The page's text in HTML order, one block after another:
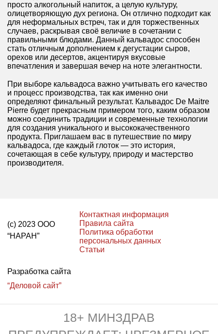
просто алкогольный напиток, а целую культуру,
олицетворяющую дух региона. Он отлично подходит как
для неформальных встреч, так и для торжественных
случаев, раскрывая своё величие в сочетании с
правильными блюдами. Данный кальвадос способен
стать отличным дополнением к дегустации сыров,
орехов или десертов, акцентируя вкусовые
впечатления и завершая вечер на ноте элегантности.
При выборе кальвадоса важно учитывать его качество
и процесс производства, так как именно они
определяют финальный результат. Кальвадос De Maitre
Pierre будет прекрасным примером того, каким образом
можно соединить традиции и современные технологии
для создания уникального и высококачественного
продукта. Приглашаем вас в путешествие по миру
кальвадоса, где каждый глоток — это история,
сочетающая в себе культуру, природу и мастерство
производителя.
(с) 2023 ООО
“НАРАН”
Контактная информация
Правила сайта
Политика обработки
персональных данных
Статьи
Разработка сайта
“Деловой сайт”
18+ МИНЗДРАВ